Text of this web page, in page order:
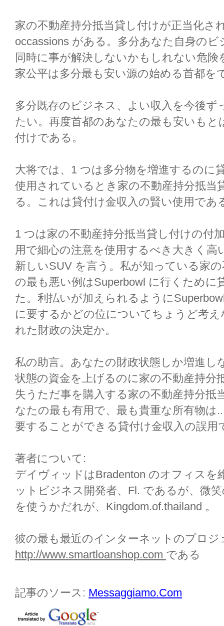
家の不動産持分抵当貸し付けが正当化さ
occassions がある。多分あなた自身の
同時に事が解決しないかもしれない危
家公平は多分最も安い源の始める首都を
多分既存のビジネス、よい収入を今後
たい。再度首都のあなたの最も安いもと
付けである。
大将では、1 つは多分物を増進するのに
使用されているとき家の不動産持分抵当
る。これは貸付け金収入の賢い使用であ
1 つは家の不動産持分抵当貸し付けの付
用で細心の注意を使用するべき大きく
新しいSUV を言う。私が知っている家
の最も悪い例はSuperbowl に行くため
た。利払いが加えられるように
に要するかどの位についてちょうど考
れた財政の決定か。
私の助言。あなたの財政状態しか増進し
状態の資金を上げるのに家の不動産持分
失うただ事を購入する家の不動産持分抵
なたの最も有用で、最も貴重な所有物
要することができる貸付け金収入の誤用
著者について:
デイヴィッドはBradenton のオフィス
ットビジネス開発者、Fl. であるが、微
を使うかだれが、Kingdom.of.thailand 。
彼の最も最近のインターネットのプロジ
http://www.smartloanshop.com である
記事のソース: Messaggiamo.Com